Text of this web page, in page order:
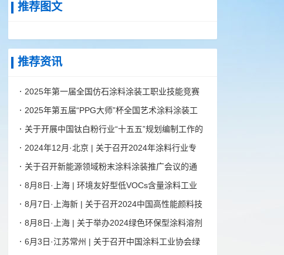
推荐图文
推荐资讯
2025年第一届全国仿石涂料涂装工职业技能竞赛
决赛暨第十六届全国石油和化工行业职业技能竞
赛预通知
2025年第五届“PPG大师”杯全国艺术涂料涂装工
竞赛预赛暨第十六届全国石油和化工行业职业技
能竞赛预赛的通知
关于开展中国钛白粉行业“十五五”规划编制工作的
通知
2024年12月·北京 | 关于召开2024年涂料行业专
业技术职称评定会议的通知
关于召开新能源领域粉末涂料涂装推广会议的通
知
8月8日·上海 | 环境友好型低VOCs含量涂料工业
涂装技术培训暨成果展示观摩活动通知
8月7日·上海新 | 关于召开2024中国高性能颜料技
术创新论坛的通知
8月8日·上海 | 关于举办2024绿色环保型涂料溶剂
市场论坛的通知
6月3日·江苏常州 | 关于召开中国涂料工业协会绿